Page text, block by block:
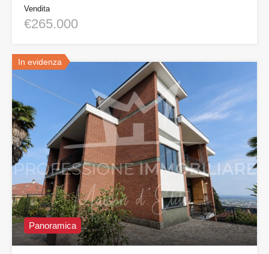
Vendita
€265.000
In evidenza
Panoramica